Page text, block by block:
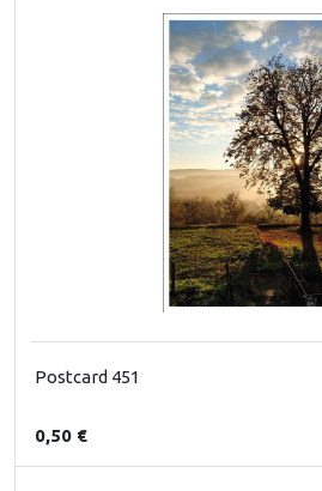
Postcard 451
0,50 €